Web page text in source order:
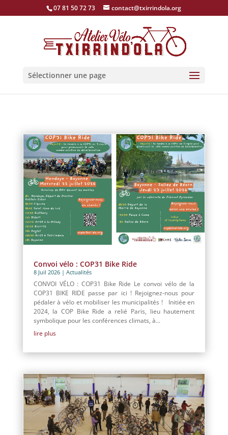
07 81 50 72 73 contact@txirrindola.org
Sélectionner une page
Convoi vélo : COP31 Bike Ride
8 Juil 2026| Actualités
CONVOI VÉLO : COP31 Bike Ride Le convoi vélo de la
COP31 BIKE RIDE passe par ici ! Rejoignez-nous pour
pédaler à vélo et mobiliser les municipalités ! Initiée en
2024, la COP Bike Ride a relié Paris, lieu hautement
symbolique pour les conférences climats, à...
lire plus